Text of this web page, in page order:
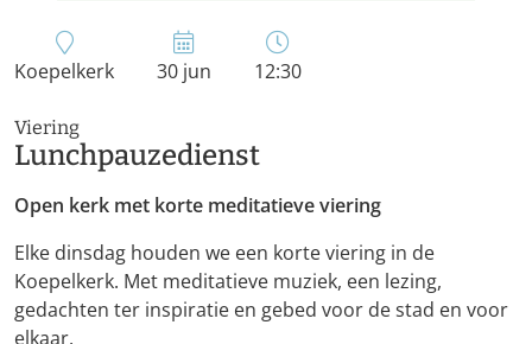
Koepelkerk 30 jun 12:30
Viering
Lunchpauzedienst
Open kerk met korte meditatieve viering
Elke dinsdag houden we een korte viering in de
Koepelkerk. Met meditatieve muziek, een lezing,
gedachten ter inspiratie en gebed voor de stad en voor
elkaar.